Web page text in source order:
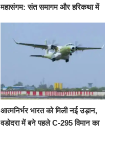
महासंगम: संत समागम और हरिकथा में
आत्मनिर्भर भारत को मिली नई उड़ान,
वडोदरा में बने पहले C-295 विमान का